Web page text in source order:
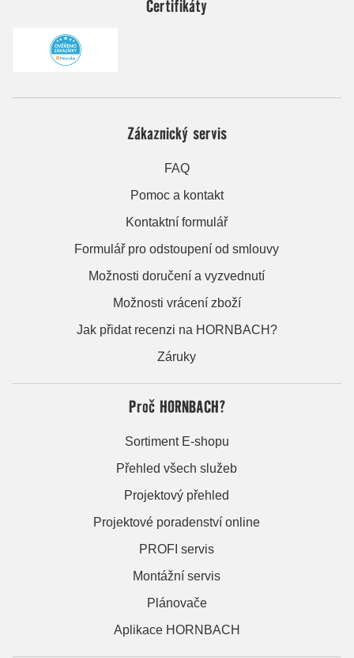
Certifikáty
Zákaznický servis
FAQ
Pomoc a kontakt
Kontaktní formulář
Formulář pro odstoupení od smlouvy
Možnosti doručení a vyzvednutí
Možnosti vrácení zboží
Jak přidat recenzi na HORNBACH?
Záruky
Proč HORNBACH?
Sortiment E-shopu
Přehled všech služeb
Projektový přehled
Projektové poradenství online
PROFI servis
Montážní servis
Plánovače
Aplikace HORNBACH